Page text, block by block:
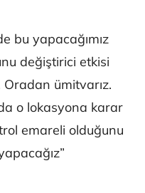
bu yapacağımız
değiştirici etkisi
ümitvarız.
o lokasyona karar
emareli olduğunu